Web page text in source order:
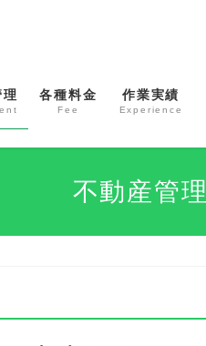
各種料金
Fee
作業実績
Experience
不動産管理